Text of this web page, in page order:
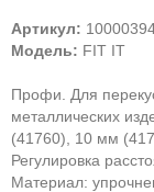
Артикул:
Модель: FIT IT
Профи. Для
металлических
(41760), 10 мм
Регулировка
Материал: